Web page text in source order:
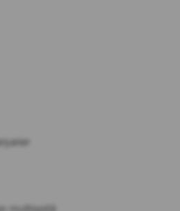
multispită